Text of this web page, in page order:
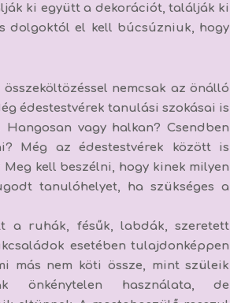
ki együtt a dekorációt, találják ki
dolgoktól el kell búcsúzniuk, hogy
nemcsak az önálló
édestestvérek tanulási szokásai is
vagy halkan? Csendben
Még az édestestvérek között is
kell beszélni, hogy kinek milyen
tanulóhelyet, ha szükséges a
a ruhák, fésűk, labdák, szeretett
esetében tulajdonképpen
más nem köti össze, mint szüleik
önkénytelen használata, de